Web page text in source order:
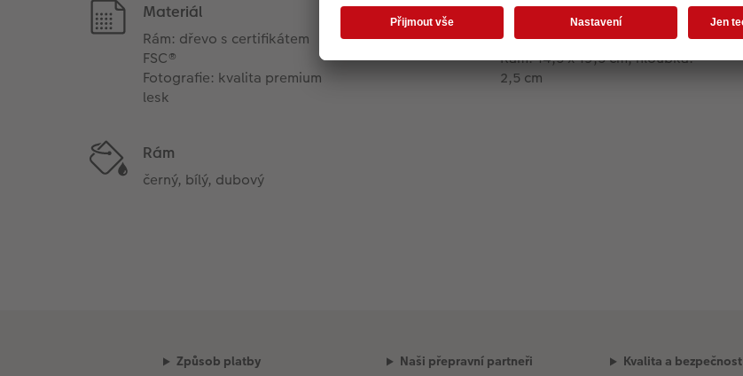
Materiál
Rám: dřevo s certifikátem
FSC®
Fotografie: kvalita premium
lesk
Rozměry
Motiv: 10 x 15 cm
Rám: 14,5 x 19,5 cm, hloubka:
2,5 cm
Rám
černý, bílý, dubový
Způsob platby Naši přepravní partneři Kvalita a bezpečnost